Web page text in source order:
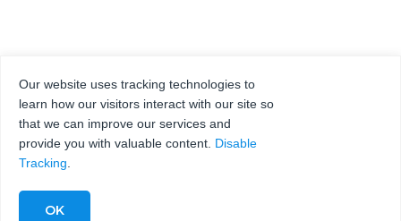
Our website uses tracking technologies to
learn how our visitors interact with our site so
that we can improve our services and
provide you with valuable content. Disable
Tracking